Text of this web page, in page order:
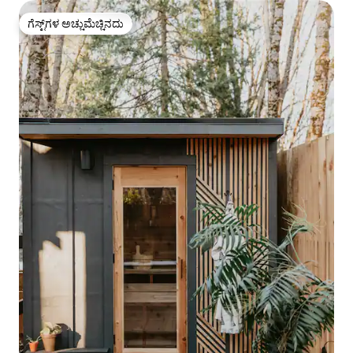
ಗೆಸ್ಟ್‌ಗಳ ಅಚ್ಚುಮೆಚ್ಚಿನದು
ಗೆಸ್ಟ್‌ಗಳ ಅಚ್ಚುಮೆಚ್ಚಿನದು